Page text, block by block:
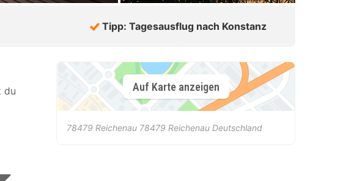
Tipp: Tagesausflug nach Konstanz
du
Auf Karte anzeigen
78479 Reichenau 78479 Reichenau Deutschland